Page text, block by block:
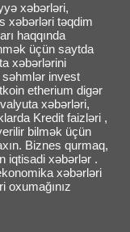
xəbərləri,
xəbərləri təqdim
haqqında
üçün saytda
xəbərlərini
səhmlər invest
etherium digər
xəbərləri,
Kredit faizləri ,
bilmək üçün
Biznes qurmaq,
iqtisadi xəbərlər .
xəbərləri
oxumağınız